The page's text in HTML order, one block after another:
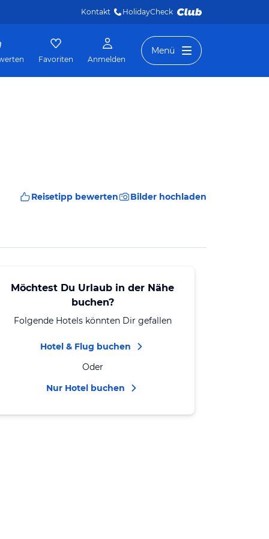
Kontakt HolidayCheck
Favoriten Anmelden
Menü
Reisetipp bewerten Bilder hochladen
Möchtest Du Urlaub in der Nähe
buchen?
Folgende Hotels könnten Dir gefallen
Hotel & Flug buchen
Oder
Nur Hotel buchen